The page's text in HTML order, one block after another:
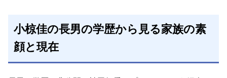
小椋佳の長男の学歴から見る家族の素
顔と現在